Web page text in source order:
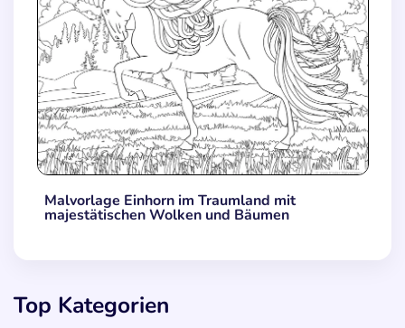
Malvorlage Einhorn im Traumland mit
majestätischen Wolken und Bäumen
Top Kategorien